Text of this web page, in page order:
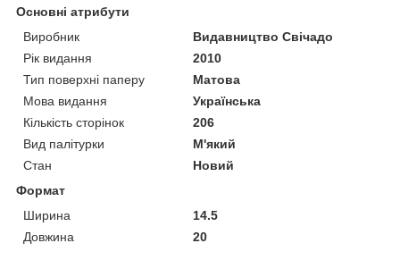
Основні атрибути
Виробник
Видавництво Свічадо
Рік видання
2010
Тип поверхні паперу
Матова
Мова видання
Українська
Кількість сторінок
206
Вид палітурки
М'який
Стан
Новий
Формат
Ширина
14.5
Довжина
20